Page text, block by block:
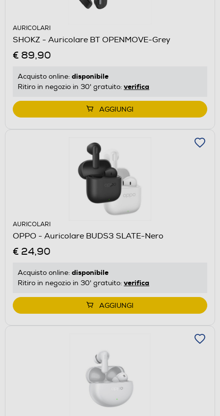
AURICOLARI
SHOKZ - Auricolare BT OPENMOVE-Grey
€ 89,90
Acquisto online: disponibile
Ritiro in negozio in 30' gratuito: verifica
AGGIUNGI
AURICOLARI
OPPO - Auricolare BUDS3 SLATE-Nero
€ 24,90
Acquisto online: disponibile
Ritiro in negozio in 30' gratuito: verifica
AGGIUNGI